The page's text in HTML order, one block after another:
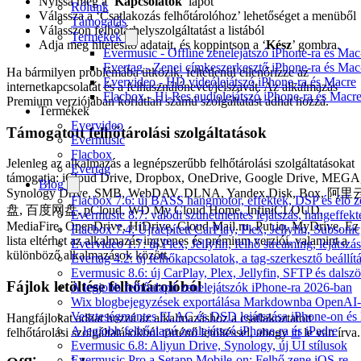
Rólunk
Támogatás
Termékek
Evermusic - Offline zenelejátszó iPhone-ra és
Evertag - Zenei címkeszerkesztő iPhone-ra és
Evervideo - HD videólejátszó iPhone-ra és Macre
Flacbox - Hi-Res audiolejátszó iPhone-ra és Macre
Termékek
Evervideo
Evermusic
Flacbox
Evertag
Blog
Flacbox 7.6: új BASS hangmotor, effektek, DSP és élő
Evermusic 8.7: valódi szünetmentes lejátszás,
Flacbox 7.4: Újraépített CarPlay, Plex, Jellyfin,
Evervideo 1.7: új Plex, Jellyfin, felhő streaming,
Evertag 4.2: új felhőkapcsolatok, a tag-szerkesztő
Evermusic 8.6: új CarPlay, Plex, Jellyfin, SFTP és
A legjobb felhőalapú zenelejátszók iPhone-ra 2026-ban
Wix blogbejegyzések exportálása Markdownba
Veszteségmentes FLAC és DSD lejátszása iPhone-on
A legjobb felhőalapú zenlejátszó iPhone-ra és iPadre
Evermusic 6.8: Aliyun Drive, Synology, új UI stílusok
Válassza a ‘Csatlakozás felhőtárolóhoz’ lehetőséget a menüből
Válasszon felhőtárhelyszolgáltatást a listából
Adja meg hitelesítő adatait, és koppintson a ‘Kész’ gombra.
Ha bármilyen problémába ütközik, feltétlenül ellenőrizze az
internetkapcsolatát és a felhasználónevét/jelszavát. Az alkalmazás
Premium verziójában korlátlan számú szolgáltatást adhat hozzá.
Támogatott felhőtárolási szolgáltatások
Jelenleg az alkalmazás a legnépszerűbb felhőtárolási szolgáltatásokat
támogatja: iCloud Drive, Dropbox, OneDrive, Google Drive,
Synology Drive, SMB, WebDAV, DLNA, Yandex.Disk, Box, 阿里
盘, 百度网盘, pCloud, WD My Cloud Home, InfiniCLOUD,
MediaFire, OpenDrive, HiDrive, Cloud Mail.ru, Put.io, MyDrive. Ez
lista eltérhet az alkalmazás ingyenes és prémium verziói, valamint a
különböző alkalmazások között.
Fájlok letöltése felhőtárolóból
Hangfájlokat adhat hozzá az alkalmazáshoz a csatlakoztatott
felhőtárolási szolgáltatásokból történő letöltéssel, ahogyittle van írva.